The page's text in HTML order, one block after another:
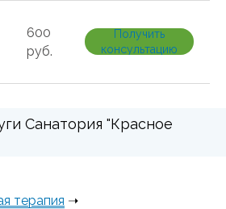
600
руб.
Получить
консультацию
Санатория "Красное
терапия ➝